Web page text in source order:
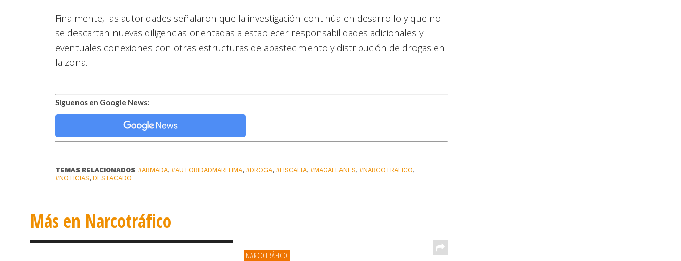
Finalmente, las autoridades señalaron que la investigación continúa en desarrollo y que no
se descartan nuevas diligencias orientadas a establecer responsabilidades adicionales y
eventuales conexiones con otras estructuras de abastecimiento y distribución de drogas en
la zona.
Síguenos en Google News:
TEMAS RELACIONADOS #ARMADA,#AUTORIDADMARITIMA,#DROGA,#FISCALIA,#MAGALLANES,#NARCOTRAFICO,
#NOTICIAS,DESTACADO
Más en Narcotráfico
NARCOTRÁFICO